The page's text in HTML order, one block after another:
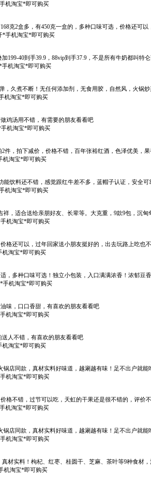
机淘宝*即可购买
克2盒多，有450克一盒的，多种口味可选，价格还可
*手机淘宝*即可购买
199-40到手39.9，88vip到手37.9，不是所有牛奶都叫
手机淘宝*即可购买
，久煮不断！无任何添加剂，无食用胶，自然风，火锅
机淘宝*即可购买
鸡汤用不错，有需要的朋友看看吧
手机淘宝*即可购买
件，拍下减价，价格不错，百年张裕红酒，色泽优美
机淘宝*即可购买
能饮料还不错，感觉跟红牛差不多，蓝帽子认证，安全
机淘宝*即可购买
，适合送给亲朋好友、长辈等。大克重，9款9包，沉
手机淘宝*即可购买
格还可以，过年回家送小朋友挺好的，出去玩路上吃也
机淘宝*即可购买
，多种口味可选！独立小包装，入口满满浓香！浓郁
*手机淘宝*即可购买
味，口口香甜，有喜欢的朋友看看吧
机淘宝*即可购买
人不错，有喜欢的朋友看看吧
机淘宝*即可购买
店同款，真材实料好味道，越涮越有味！足不出户就
机淘宝*即可购买
格不错，过节可以吃，天虹的干果还是很不错的，评价
机淘宝*即可购买
店同款，真材实料好味道，越涮越有味！足不出户就
机淘宝*即可购买
真材实料！枸杞、红枣、桂圆干、芝麻、茶叶等9种食
机淘宝*即可购买